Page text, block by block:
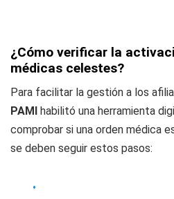
¿Cómo verificar la
médicas celestes?
Para facilitar la gestión a los
PAMI habilitó una herramienta
comprobar si una orden médica
se deben seguir estos pasos: